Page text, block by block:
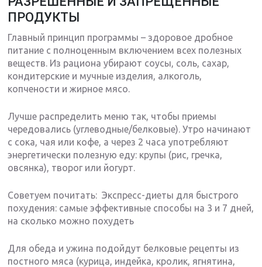
ПРОДУКТЫ
Главный принцип программы – здоровое дробное
питание с полноценным включением всех полезных
веществ. Из рациона убирают соусы, соль, сахар,
кондитерские и мучные изделия, алкоголь,
копчености и жирное мясо.
Лучше распределить меню так, чтобы приемы
чередовались (углеводные/белковые). Утро начинают
с сока, чая или кофе, а через 2 часа употребляют
энергетически полезную еду: крупы (рис, гречка,
овсянка), творог или йогурт.
Советуем почитать: Экспресс-диеты для быстрого
похудения: самые эффективные способы на 3 и 7 дней,
на сколько можно похудеть
Для обеда и ужина подойдут белковые рецепты из
постного мяса (курица, индейка, кролик, ягнятина,